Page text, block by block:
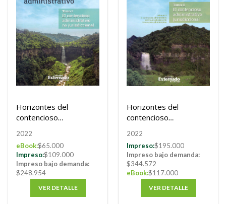
Horizontes del
contencioso
2022
eBook:$65.000
Impreso:$109.000
Impreso bajo demanda:
$248.954
VER DETALLE
Horizontes del
contencioso
2022
Impreso:$195.000
Impreso bajo demanda:
$344.572
eBook:$117.000
VER DETALLE